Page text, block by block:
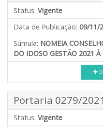
Status: Vigente
Data de Publicação: 09/11/
Súmula: NOMEIA
DO IDOSO GESTÃO 2021 À
Portaria 0279/2021
Status: Vigente